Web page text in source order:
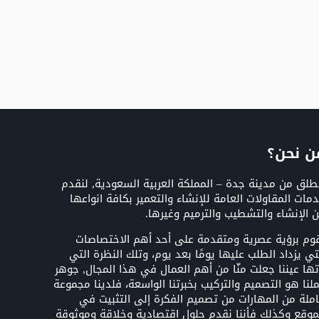
نحن؟
من مدينة جدة – المملكة العربية السعودية, لنقدم
المقاولات العامة للإنشاء والتعمير بكافة انواعها
الإنشاء والتشطيب والترميم وغيرها.
برؤية عصرية ومتقدمة على أحد أهم الاختصاصات
يزداد الطلب عليها يومًا بعد يوم، وتلك النظرة التي
عيننا جعلت منّا من أهم العمال في هذا المجال, جوهر
هو التصميم والتركيب بخبرتنا الواسعة، فلدينا مجموعة
من المهارات من تصميم الفكرة إلى التثبيت في
وكذلك فأننا نقدم حلول اقتصادية وخلاقة وموثوقة